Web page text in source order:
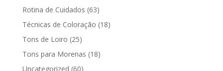
Rotina de Cuidados (63)
Técnicas de Coloração (18)
Tons de Loiro (25)
Tons para Morenas (18)
Uncategorized (60)